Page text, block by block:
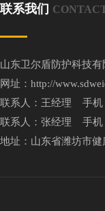
联系我们
山东卫尔盾防护科技
网址：http://
联系人：王经理 手机
联系人：张经理 手机
地址：山东省潍坊市健